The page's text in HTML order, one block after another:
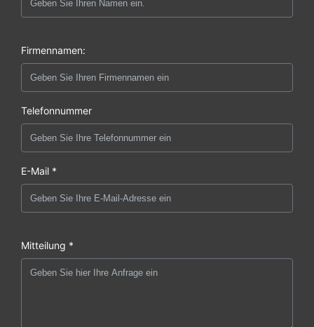
Firmennamen:
Telefonnummer
E-Mail *
Mitteilung *